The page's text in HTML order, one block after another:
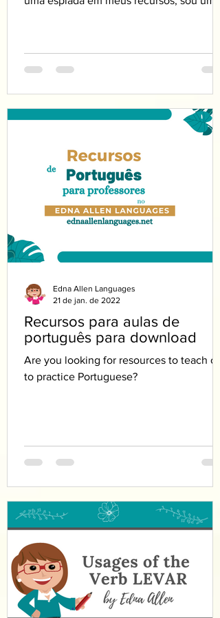
Recursos para aulas de
português para download
Are you looking for resources to teach or
to practice Portuguese?
Edna Allen Languages
21 de jan. de 2022